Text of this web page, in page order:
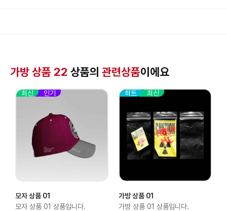
가방 상품 22 상품의 관련상품이에요
최신 인기
모자 상품 01
모자 상품 01 상품입니다.
히트 최신
가방 상품 01
가방 상품 01 상품입니다.